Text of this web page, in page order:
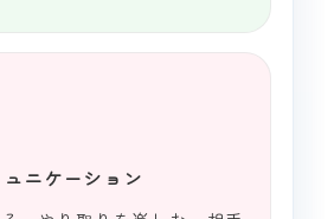
ニケーション